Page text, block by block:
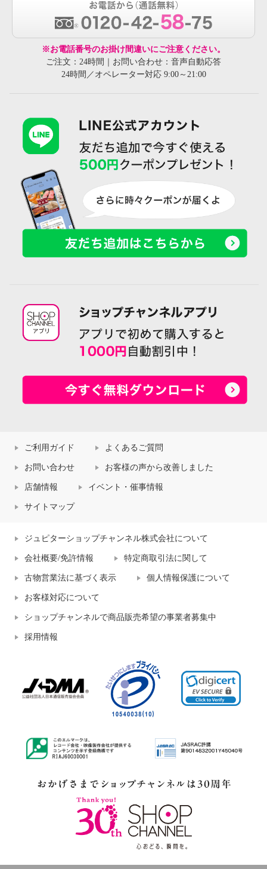
※お電話番号のお掛け間違いにご注意ください。
ご注文：24時間｜お問い合わせ：音声自動応答
24時間／オペレーター対応 9:00～21:00
ご利用ガイド よくあるご質問
お問い合わせ お客様の声から改善しました
店舗情報 イベント・催事情報
サイトマップ
ジュピターショップチャンネル株式会社について
会社概要/免許情報 特定商取引法に関して
古物営業法に基づく表示 個人情報保護について
お客様対応について
ショップチャンネルで商品販売希望の事業者募集中
採用情報